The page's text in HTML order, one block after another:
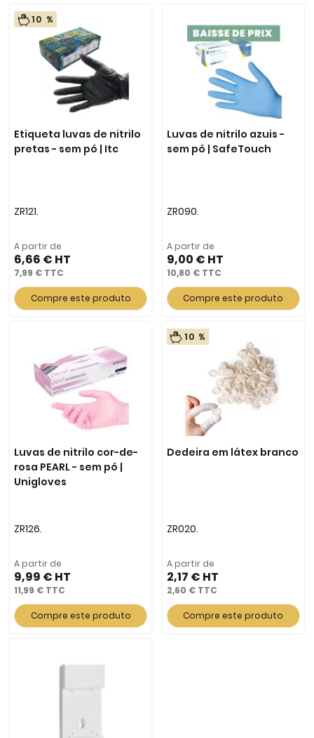
10 %
Etiqueta luvas de nitrilo
pretas - sem pó | Itc
ZR121.
A partir de
6,66 €
7,99 €
Compre este produto
Luvas de nitrilo azuis -
sem pó | SafeTouch
ZR090.
A partir de
9,00 €
10,80 €
Compre este produto
Luvas de nitrilo cor-de-
rosa PEARL - sem pó |
Unigloves
ZR126.
A partir de
9,99 €
11,99 €
Compre este produto
10 %
Dedeira em látex branco
ZR020.
A partir de
2,17 €
2,60 €
Compre este produto